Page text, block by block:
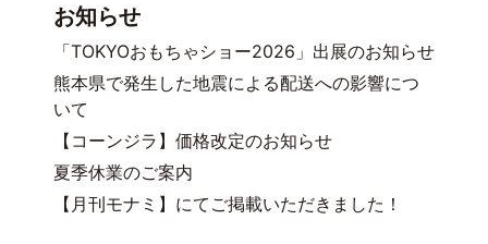
お知らせ
「TOKYOおもちゃショー2026」出展のお知らせ
熊本県で発生した地震による配送への影響につ
いて
【コーンジラ】価格改定のお知らせ
夏季休業のご案内
【月刊モナミ】にてご掲載いただきました！